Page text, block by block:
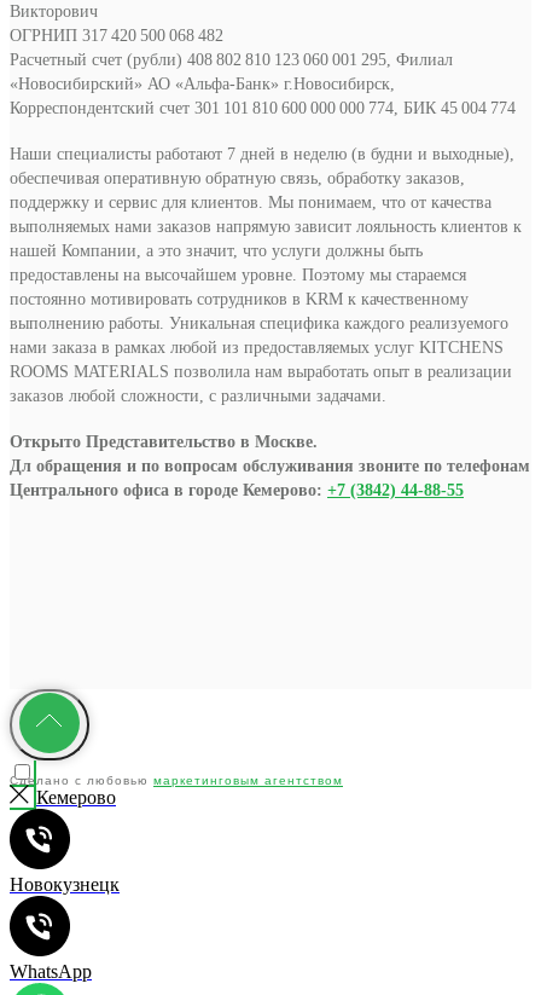
Викторович
ОГРНИП 317 420 500 068 482
Расчетный счет (рубли) 408 802 810 123 060 001 295, Филиал
«Новосибирский» АО «Альфа-Банк» г.Новосибирск,
Корреспондентский счет 301 101 810 600 000 000 774, БИК 45 004 774
Наши специалисты работают 7 дней в неделю (в будни и выходные),
обеспечивая оперативную обратную связь, обработку заказов,
поддержку и сервис для клиентов. Мы понимаем, что от качества
выполняемых нами заказов напрямую зависит лояльность клиентов к
нашей Компании, а это значит, что услуги должны быть
предоставлены на высочайшем уровне. Поэтому мы стараемся
постоянно мотивировать сотрудников в KRM к качественному
выполнению работы. Уникальная специфика каждого реализуемого
нами заказа в рамках любой из предоставляемых услуг KITCHENS
ROOMS MATERIALS позволила нам выработать опыт в реализации
заказов любой сложности, с различными задачами.
Открыто Представительство в Москве.
Дл обращения и по вопросам обслуживания звоните по телефонам
Центрального офиса в городе Кемерово: +7 (3842) 44-88-55
Сделано с любовью маркетинговым агентством
"YMC"Кемерово
Новокузнецк
WhatsApp